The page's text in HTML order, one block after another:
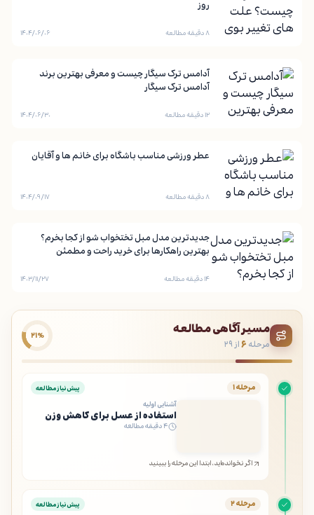
روز
۸ دقیقه مطالعه ۱۴۰۴/۰۶/۰۶
آدامس ترک سیگار چیست و معرفی بهترین برند
آدامس ترک سیگار
۱۲ دقیقه مطالعه ۱۴۰۴/۰۶/۳۰
عطر ورزشی مناسب باشگاه برای خانم ها و آقایان
۸ دقیقه مطالعه ۱۴۰۴/۰۹/۱۷
جدیدترین مدل مبل تختخواب شو از کجا بخرم؟
بهترین راهکارها برای خرید راحت و مطمئن
۱۴ دقیقه مطالعه ۱۴۰۳/۱۱/۲۷
مسیر آگاهی مطالعه
مرحله ۶از ۲۹
۲۱٪
مرحله ۱ پیش‌نیاز مطالعه
آشنایی اولیه
استفاده از عسل برای کاهش وزن
۴ دقیقه مطالعه
اگر نخوانده‌اید، ابتدا این مرحله را ببینید
مرحله ۲ پیش‌نیاز مطالعه